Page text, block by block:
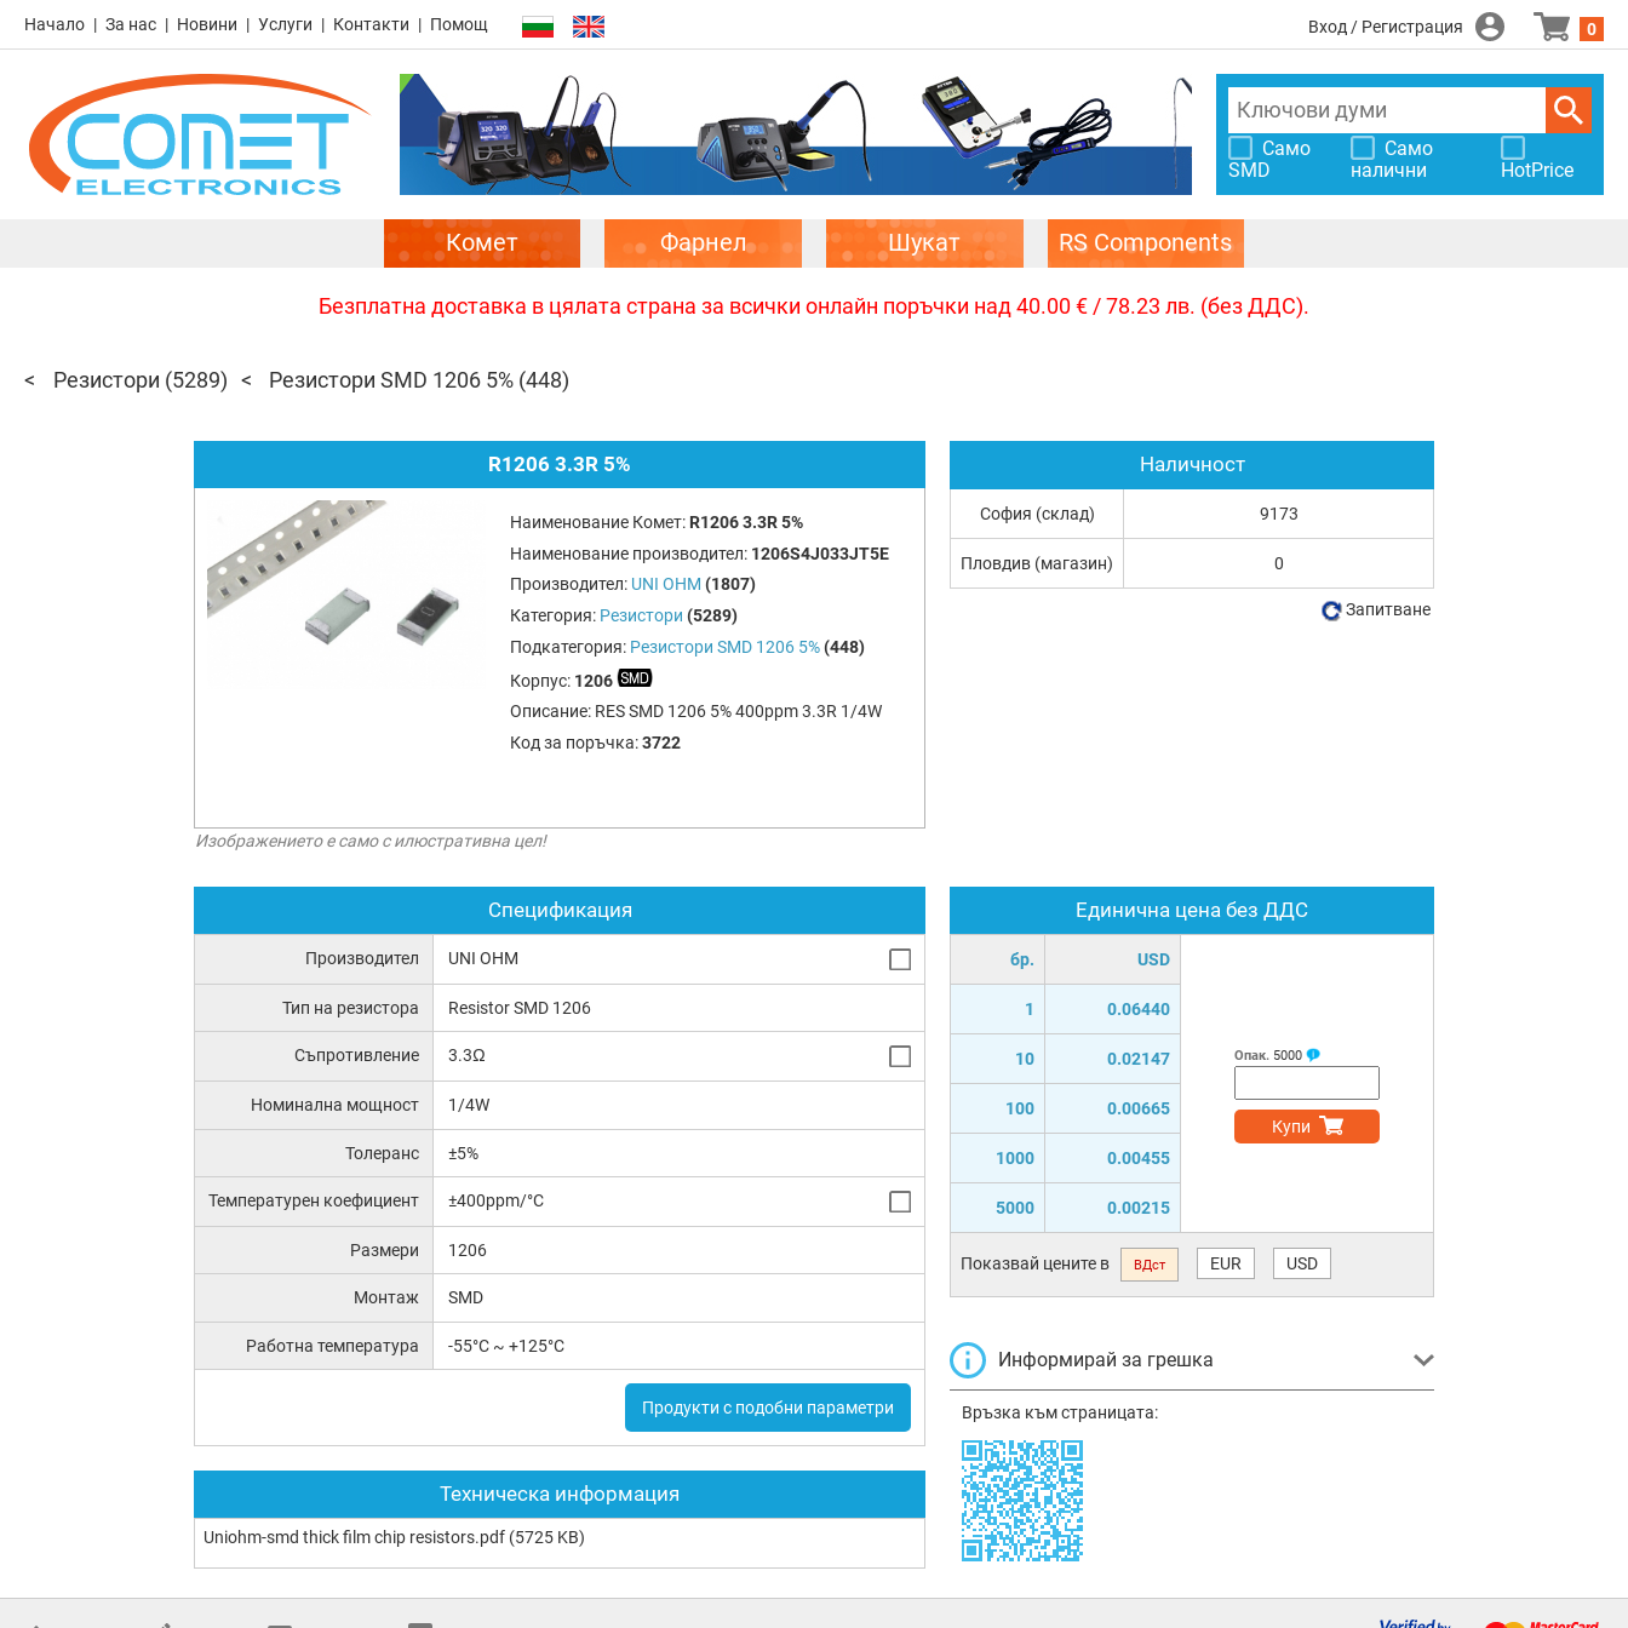
Начало За нас Новини Услуги Контакти Помощ Вход / Регистрация 0
Само
SMD
Само
налични
HotPrice
Комет Фарнел Шукат RS Components
Безплатна доставка в цялата страна за всички онлайн поръчки над 40.00 € / 78.23 лв. (без ДДС).
Резистори (5289) Резистори SMD 1206 5% (448)
R1206 3.3R 5%
Наименование Комет: R1206 3.3R 5%
Наименование производител: 1206S4J033JT5E
Производител: UNI OHM (1807)
Категория: Резистори (5289)
Подкатегория: Резистори SMD 1206 5% (448)
Корпус: 1206
Описание: RES SMD 1206 5% 400ppm 3.3R 1/4W
Код за поръчка:3722
Изображението е само с илюстративна цел!
Спецификация
Производител UNI OHM
Тип на резистора Resistor SMD 1206
Съпротивление 3.3Ω
Номинална мощност 1/4W
Толеранс ±5%
Температурен коефициент ±400ppm/°C
Размери 1206
Монтаж SMD
Работна температура -55°C ~ +125°C
Продукти с подобни параметри
Техническа информация
Uniohm-smd thick film chip resistors.pdf (5725 KB)
Единична цена без ДДС
бр. USD
1 0.06440
10 0.02147
100 0.00665
1000 0.00455
5000 0.00215
Опак. 5000
Купи
Показвай цените в ВДст EUR USD
Информирай за грешка
Връзка към страницата:
Наличност
София (склад) 9173
Пловдив (магазин) 0
Запитване